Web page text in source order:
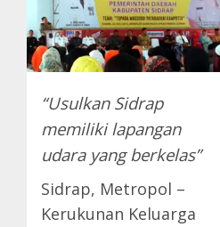
“Usulkan Sidrap
memiliki lapangan
udara yang berkelas”
Sidrap, Metropol –
Kerukunan Keluarga